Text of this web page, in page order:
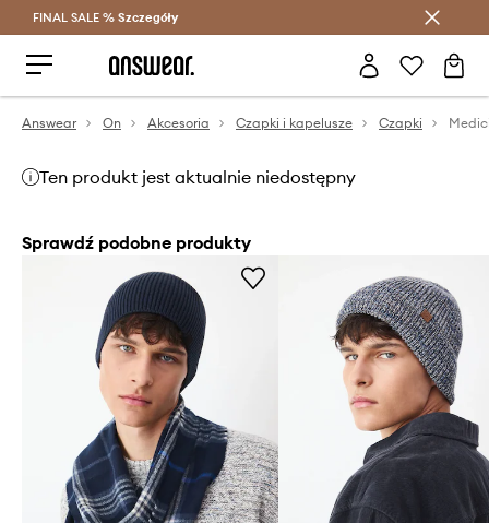
Oszczędzaj z Answear Club >
FINAL SALE % Szczegóły
Answear On Akcesoria Czapki i kapelusze Czapki
Ten produkt jest aktualnie niedostępny
Sprawdź podobne produkty